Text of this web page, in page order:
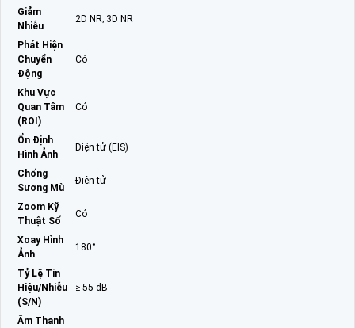
Giảm
Nhiễu
2D NR; 3D NR
Phát Hiện
Chuyển
Động
Có
Khu Vực
Quan Tâm
(ROI)
Có
Ổn Định
Hình Ảnh
Điện tử (EIS)
Chống
Sương Mù
Điện tử
Zoom Kỹ
Thuật Số
Có
Xoay Hình
Ảnh
180°
Tỷ Lệ Tín
Hiệu/Nhiễu
(S/N)
≥ 55 dB
Âm Thanh